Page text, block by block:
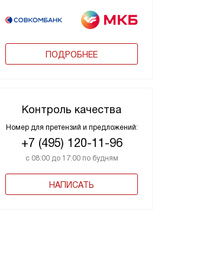
ПОДРОБНЕЕ
Контроль качества
Номер для претензий и предложений:
+7 (495) 120-11-96
с 08:00 до 17:00 по будням
НАПИСАТЬ